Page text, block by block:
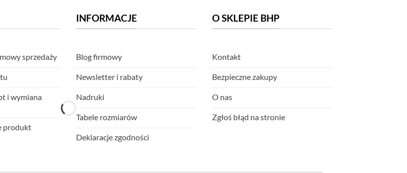
sprzedaży
i wymiana
produkt
INFORMACJE
Blog firmowy
Newsletter i rabaty
Nadruki
Tabele rozmiarów
Deklaracje zgodności
O SKLEPIE BHP
Kontakt
Bezpieczne zakupy
O nas
Zgłoś błąd na stronie